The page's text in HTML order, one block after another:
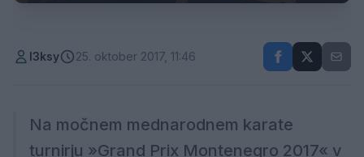
l3ksy 25. oktober 2017, 11:46
Na močnem mednarodnem karate
turnirju »Grand Prix Montenegro 2017« v